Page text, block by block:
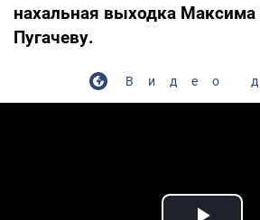
нахальная выходка Максима
Пугачеву.
Видео